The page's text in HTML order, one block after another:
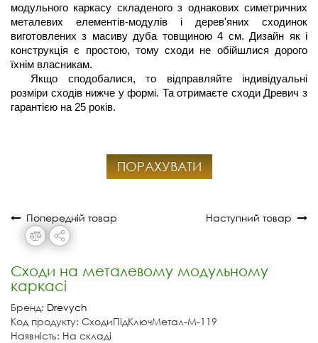
модульного каркасу складеного з однакових симетричних
металевих елементів-модулів і дерев'яних сходинок
виготовлених з масиву дуба товщиною 4 см. Дизайн як і
конструкція є простою, тому сходи не обійшлися дорого
їхнім власникам.
Якщо сподобалися, то відправляйте індивідуальні
розміри сходів нижче у формі. Та отримаєте сходи Древич з
гарантією на 25 років.
ПОРАХУВАТИ
Попередній товар Наступний товар
Сходи на металевому модульному
каркасі
Бренд: Drevych
Код продукту: СходиПідКлючМетал-М-119
Наявність: На складі